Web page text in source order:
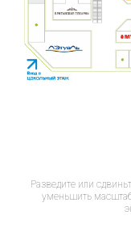
Разведите или
уменьшить